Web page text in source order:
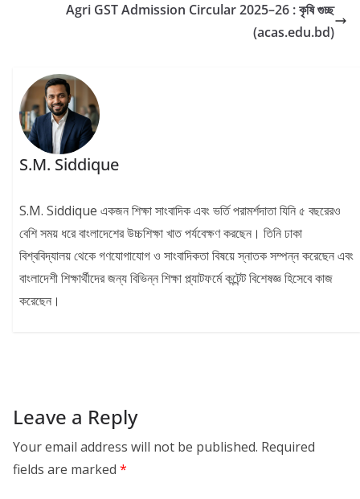
Agri GST Admission Circular 2025–26 : কৃষি গুচ্ছ
(acas.edu.bd)
S.M. Siddique
S.M. Siddique একজন শিক্ষা সাংবাদিক এবং ভর্তি পরামর্শদাতা যিনি ৫ বছরেরও
বেশি সময় ধরে বাংলাদেশের উচ্চশিক্ষা খাত পর্যবেক্ষণ করছেন। তিনি ঢাকা
বিশ্ববিদ্যালয় থেকে গণযোগাযোগ ও সাংবাদিকতা বিষয়ে স্নাতক সম্পন্ন করেছেন এবং
বাংলাদেশী শিক্ষার্থীদের জন্য বিভিন্ন শিক্ষা প্ল্যাটফর্মে কন্টেন্ট বিশেষজ্ঞ হিসেবে কাজ
করেছেন।
Leave a Reply
Your email address will not be published. Required
fields are marked *